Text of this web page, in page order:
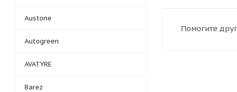
Помогите
Austone
Autogreen
AVATYRE
Barez